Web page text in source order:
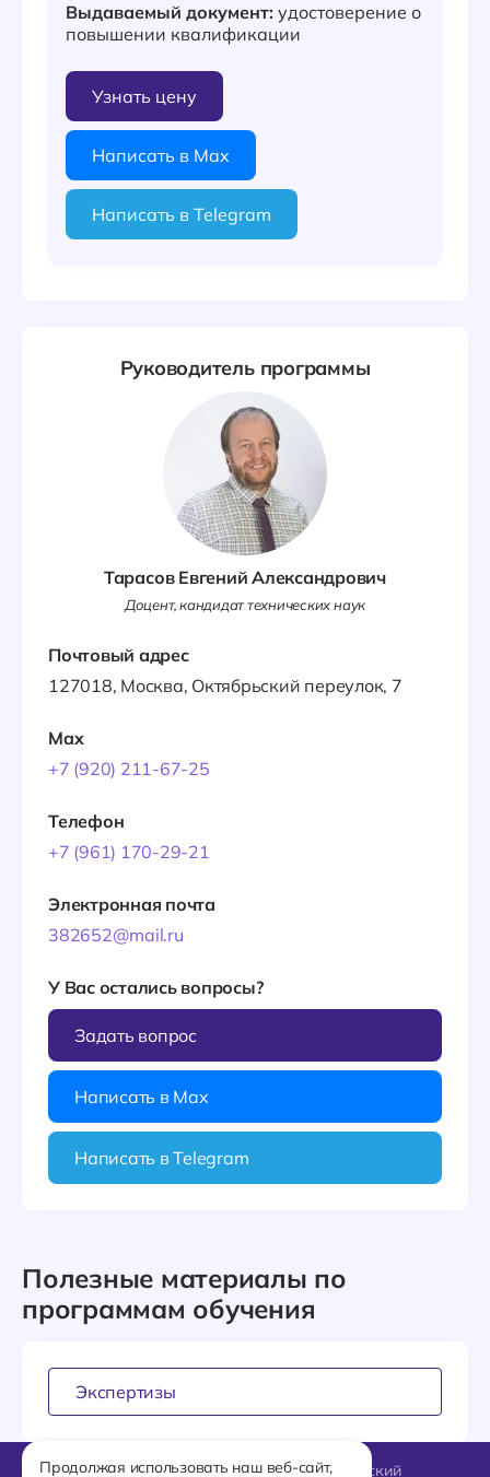
Руководитель программы
Тарасов Евгений Александрович
Доцент, кандидат технических наук
Почтовый адрес
127018, Москва, Октябрьский переулок, 7
Max
+7 (920) 211-67-25
Телефон
+7 (961) 170-29-21
Электронная почта
382652@mail.ru
У Вас остались вопросы?
Задать вопрос
Написать в Max
Написать в Telegram
Выдаваемый документ: удостоверение о
повышении квалификации
Узнать цену
Написать в Max
Написать в Telegram
Полезные материалы по
программам обучения
Экспертизы
127018, Москва, Октябрьский
Продолжая использовать наш веб-сайт,